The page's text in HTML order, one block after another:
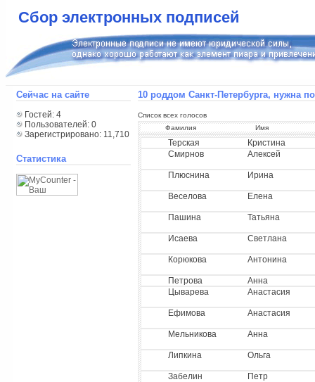
Сбор электронных подписей
Сейчас на сайте
Гостей: 4
Пользователей: 0
Зарегистрировано: 11,710
Статистика
10 роддом Санкт-Петербурга, нужна
Список всех голосов
Фамилия
Имя
Терская
Кристина
Смирнов
Алексей
Плюснина Ирина
Веселова Елена
Пашина Татьяна
Исаева Светлана
Корюкова Антонина
Петрова
Анна
Цыварева
Анастасия
Ефимова Анастасия
Мельникова Анна
Липкина Ольга
Забелин Петр